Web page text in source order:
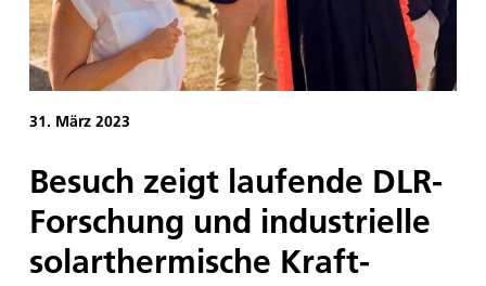
31. März 2023
Be­such zeigt lau­fen­de DLR-
For­schung und in­dus­tri­el­le
so­lar­ther­mi­sche Kraft­